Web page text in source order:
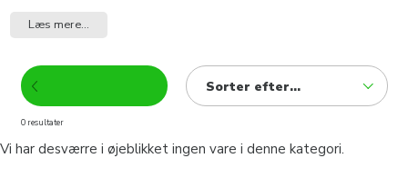
Bergstrasse og Kraichgau til Tauberfranken. Vinmarkerne
Heidelberg med det ældste tyske universitet grundlagt i
1386. Baden-vinruten begynder nord for denne by og fører
til Ortenau i det sydlige Baden. Allerede i det 2. århundrede
højdepunkt i det 16. århundrede.
Læs mere...
Sorter efter...
0 resultater
Vi har desværre i øjeblikket ingen vare i denne kategori.